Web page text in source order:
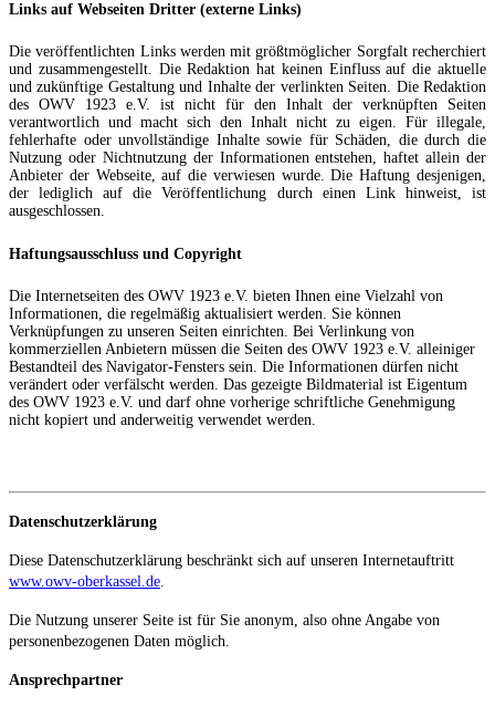
Links auf Webseiten Dritter (externe Links)
Die veröffentlichten Links werden mit größtmöglicher Sorgfalt recherchiert
und zusammengestellt. Die Redaktion hat keinen Einfluss auf die aktuelle
und zukünftige Gestaltung und Inhalte der verlinkten Seiten. Die Redaktion
des OWV 1923 e.V. ist nicht für den Inhalt der verknüpften Seiten
verantwortlich und macht sich den Inhalt nicht zu eigen. Für illegale,
fehlerhafte oder unvollständige Inhalte sowie für Schäden, die durch die
Nutzung oder Nichtnutzung der Informationen entstehen, haftet allein der
Anbieter der Webseite, auf die verwiesen wurde. Die Haftung desjenigen,
der lediglich auf die Veröffentlichung durch einen Link hinweist, ist
ausgeschlossen.
Haftungsausschluss und Copyright
Die Internetseiten des OWV 1923 e.V. bieten Ihnen eine Vielzahl von
Informationen, die regelmäßig aktualisiert werden. Sie können
Verknüpfungen zu unseren Seiten einrichten. Bei Verlinkung von
kommerziellen Anbietern müssen die Seiten des OWV 1923 e.V. alleiniger
Bestandteil des Navigator-Fensters sein. Die Informationen dürfen nicht
verändert oder verfälscht werden. Das gezeigte Bildmaterial ist Eigentum
des OWV 1923 e.V. und darf ohne vorherige schriftliche Genehmigung
nicht kopiert und anderweitig verwendet werden.
Datenschutzerklärung
Diese Datenschutzerklärung beschränkt sich auf unseren Internetauftritt
www.owv-oberkassel.de
Die Nutzung unserer Seite ist für Sie anonym, also ohne Angabe von
personenbezogenen Daten möglich.
Ansprechpartner